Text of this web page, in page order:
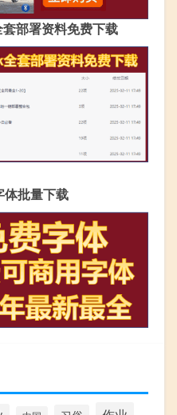
部署资料免费下载
体批量下载